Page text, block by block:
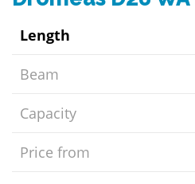
Length
Beam
Capacity
Price from